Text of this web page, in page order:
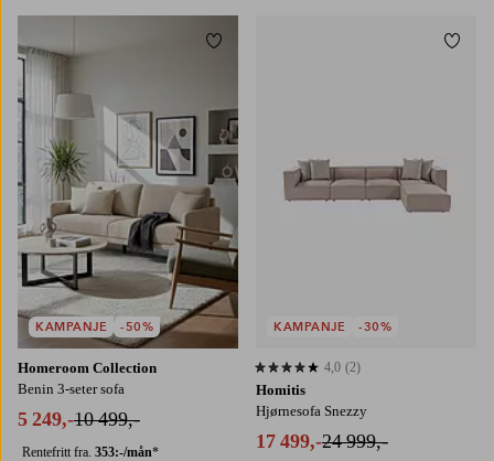
Homeroom Collection
Benin 3-seter sofa
5 249,-10 499,-
Rentefritt fra. 353:-/mån*
KAMPANJE -50%
Legg til favoritter
Homitis
Hjørnesofa Snezzy
17 499,-24 999,-
4,0 basert på 2 karaktergivninger
4,0 (2)
KAMPANJE -30%